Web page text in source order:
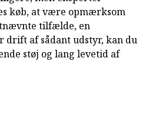
køb, at være opmærksom
tilfælde, en
drift af sådant udstyr, kan du
støj og lang levetid af